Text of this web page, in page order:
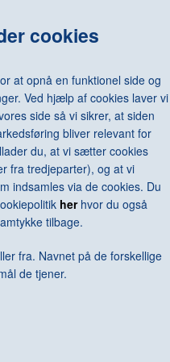
cookies
at opnå en funktionel side og
Ved hjælp af cookies laver vi
side så vi sikrer, at siden
bliver relevant for
du, at vi sætter cookies
fra tredjeparter), og at vi
indsamles via de cookies. Du
herhvor du også
tilbage.
fra. Navnet på de forskellige
de tjener.
Næste-->
moms Anbefal Print